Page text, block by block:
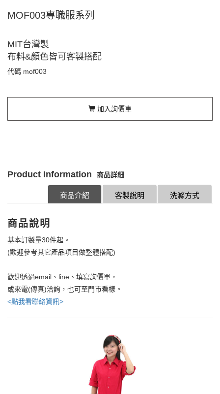
MOF003專職服系列
MIT台灣製
布料&顏色皆可客製搭配
代碼 mof003
加入詢價車
Product Information 商品詳細
洗滌方式
客製說明
商品介紹
商品說明
基本訂製量30件起。
(歡迎參考其它產品項目做整體搭配)
歡迎透過email、line、填寫詢價單，
或來電(傳真)洽詢，也可至門市看樣。
<點我看聯絡資訊>